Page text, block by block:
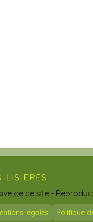
LISIERES
de ce site -
légales Politique